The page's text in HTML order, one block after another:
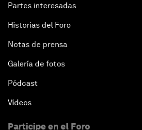
Partes interesadas
Historias del Foro
Notas de prensa
Galería de fotos
Pódcast
Vídeos
Participe en el Foro